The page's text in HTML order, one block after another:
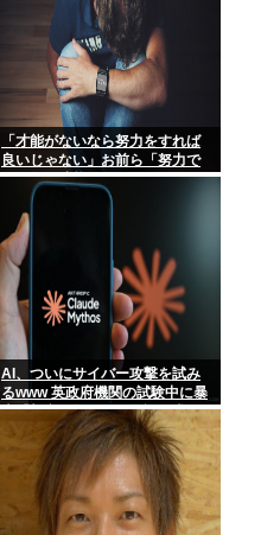
「才能がないなら努力をすれば
良いじゃない」お前ら「努力で
きるのも才能だよ」←は？
AI、ついにサイバー攻撃を試み
るwww 英政府機関の試験中に暴
走「架空人物になり承認要求」